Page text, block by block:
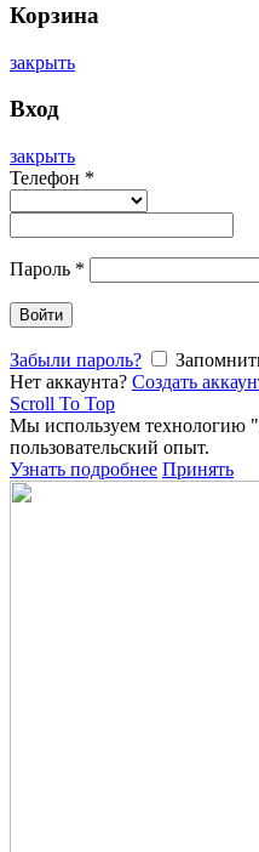
Корзина
закрыть
Вход
закрыть
Телефон *
Пароль *
Войти
Забыли пароль?
Нет аккаунта? Создать
Scroll To Top
Мы используем технологию
пользовательский опыт.
Узнать подробнее Принять